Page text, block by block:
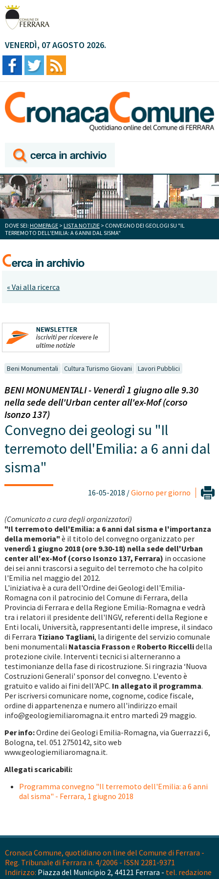
VENERDÌ, 07 AGOSTO 2026.
DOVE SEI: HOMEPAGE > LISTA NOTIZIE > CONVEGNO DEI GEOLOGI SU "IL
TERREMOTO DELL'EMILIA: A 6 ANNI DAL SISMA"
« Vai alla ricerca
Beni Monumentali Cultura Turismo Giovani Lavori Pubblici
BENI MONUMENTALI - Venerdì 1 giugno alle 9.30
nella sede dell'Urban center all'ex-Mof (corso
Isonzo 137)
Convegno dei geologi su "Il
terremoto dell'Emilia: a 6 anni dal
sisma"
16-05-2018 /Giorno per giorno
(Comunicato a cura degli organizzatori)
"Il terremoto dell'Emilia: a 6 anni dal sisma e l'importanza
della memoria" è il titolo del convegno organizzato per
venerdì 1 giugno 2018 (ore 9.30-18) nella sede dell'Urban
center all'ex-Mof (corso Isonzo 137, Ferrara) in occasione
dei sei anni trascorsi a seguito del terremoto che ha colpito
l'Emilia nel maggio del 2012.
L'iniziativa è a cura dell'Ordine dei Geologi dell'Emilia-
Romagna con il patrocinio del Comune di Ferrara, della
Provincia di Ferrara e della Regione Emilia-Romagna e vedrà
tra i relatori il presidente dell'INGV, referenti della Regione e
Enti locali, Università, rappresentanti delle imprese, il sindaco
di Ferrara Tiziano Tagliani, la dirigente del servizio comunale
beni monumentali Natascia Frasson e Roberto Riccellidella
protezione civile. Interventi tecnici si alterneranno a
testimonianze della fase di ricostruzione. Si ringrazia ‘Nuova
Costruzioni Generali' sponsor del convegno. L'evento è
gratuito e valido ai fini dell'APC. In allegato il programma.
Per iscriversi comunicare nome, cognome, codice fiscale,
ordine di appartenenza e numero all'indirizzo email
info@geologiemiliaromagna.it entro martedì 29 maggio.
Per info:Ordine dei Geologi Emilia-Romagna, via Guerrazzi 6,
Bologna, tel. 051 2750142, sito web
www.geologiemiliaromagna.it.
Allegati scaricabili:
Programma convegno "Il terremoto dell'Emilia: a 6 anni
dal sisma" - Ferrara, 1 giugno 2018
Cronaca Comune, quotidiano on line del Comune di Ferrara -
Reg. Tribunale di Ferrara n. 4/2006 - ISSN 2281-9371
Indirizzo: Piazza del Municipio 2, 44121 Ferrara - tel. redazione